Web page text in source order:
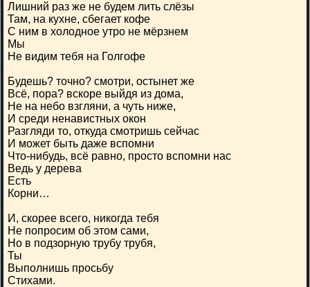
Лишний раз же не будем лить слёзы
Там, на кухне, сбегает кофе
С ним в холодное утро не мёрзнем
Мы
Не видим тебя на Голгофе
Будешь? точно? смотри, остынет же
Всё, пора? вскоре выйдя из дома,
Не на небо взгляни, а чуть ниже,
И среди ненавистных окон
Разгляди то, откуда смотришь сейчас
И может быть даже вспомни
Что-нибудь, всё равно, просто вспомни нас
Ведь у дерева
Есть
Корни…
И, скорее всего, никогда тебя
Не попросим об этом сами,
Но в подзорную трубу трубя,
Ты
Выполнишь просьбу
Стихами.